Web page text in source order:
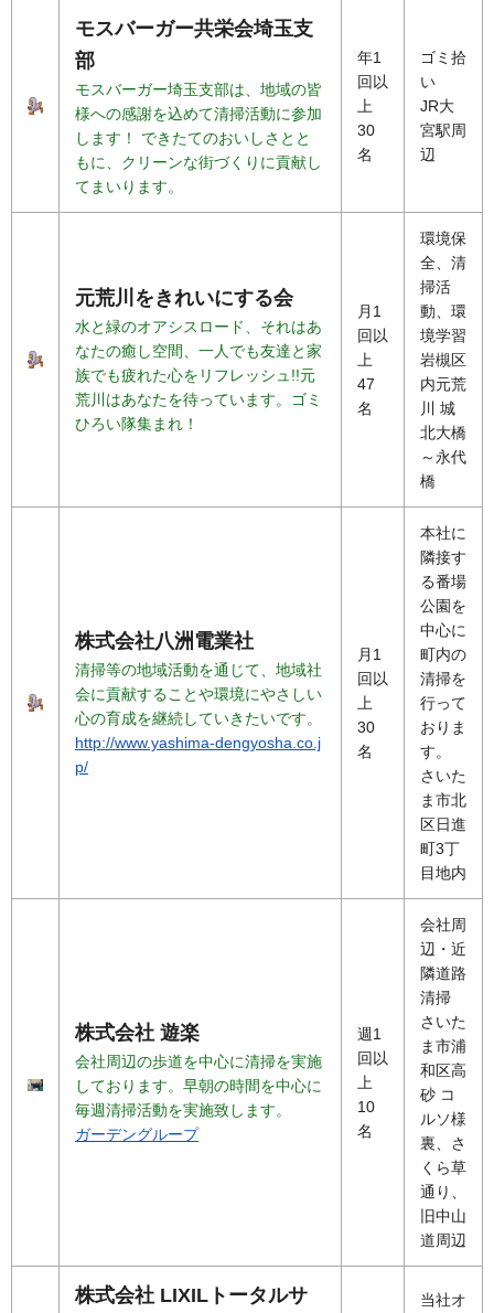
モスバーガー共栄会埼玉支
部
モスバーガー埼玉支部は、地域の皆
様への感謝を込めて清掃活動に参加
します！ できたてのおいしさとと
もに、クリーンな街づくりに貢献し
てまいります。
年1
回以
上
30
名
ゴミ拾
い
JR大
宮駅周
辺
元荒川をきれいにする会
水と緑のオアシスロード、それはあ
なたの癒し空間、一人でも友達と家
族でも疲れた心をリフレッシュ!!元
荒川はあなたを待っています。ゴミ
ひろい隊集まれ！
月1
回以
上
47
名
環境保
全、清
掃活
動、環
境学習
岩槻区
内元荒
川 城
北大橋
～永代
橋
株式会社八洲電業社
清掃等の地域活動を通じて、地域社
会に貢献することや環境にやさしい
心の育成を継続していきたいです。
http://www.yashima-dengyosha.co.j
p/
月1
回以
上
30
名
本社に
隣接す
る番場
公園を
中心に
町内の
清掃を
行って
おりま
す。
さいた
ま市北
区日進
町3丁
目地内
株式会社 遊楽
会社周辺の歩道を中心に清掃を実施
しております。早朝の時間を中心に
毎週清掃活動を実施致します。
ガーデングループ
週1
回以
上
10
名
会社周
辺・近
隣道路
清掃
さいた
ま市浦
和区高
砂 コ
ルソ様
裏、さ
くら草
通り、
旧中山
道周辺
株式会社 LIXILトータルサ
当社オ